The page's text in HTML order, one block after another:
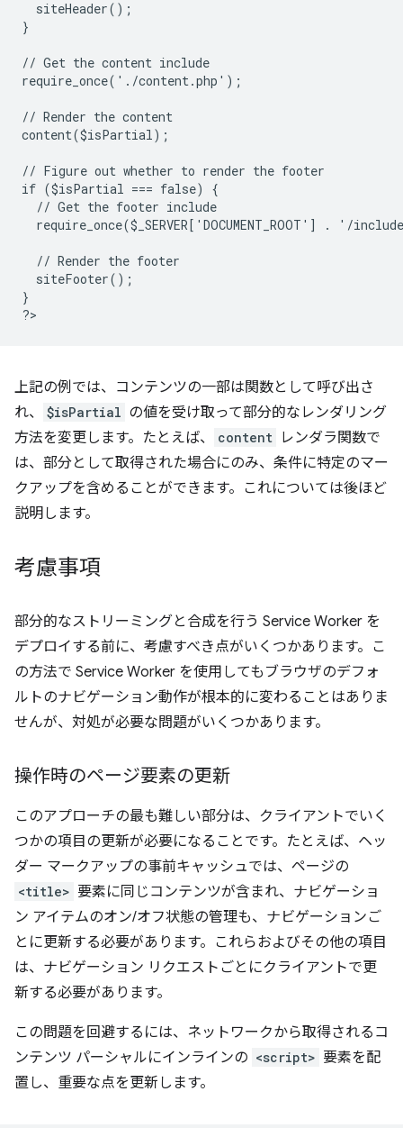
  siteHeader();
}
// Get the content include
require_once('./content.php');
// Render the content
content($isPartial);
// Figure out whether to render the footer
if ($isPartial === false) {
  // Get the footer include
require_once($_SERVER['DOCUMENT_ROOT'] . '/
  // Render the footer
  siteFooter();
}
?
上記の例では、コンテンツの一部は関数として呼び出さ
れ、
$isPartial の値を受け取って部分的なレンダリング
方法を変更します。たとえば、
content レンダラ関数で
は、部分として取得された場合にのみ、条件に特定のマー
クアップを含めることができます。これについては後ほど
説明します。
考慮事項
部分的なストリーミングと合成を行う Service Worker を
デプロイする前に、考慮すべき点がいくつかあります。こ
の方法で Service Worker を使用してもブラウザのデフォ
ルトのナビゲーション動作が根本的に変わることはありま
せんが、対処が必要な問題がいくつかあります。
操作時のページ要素の更新
このアプローチの最も難しい部分は、クライアントでいく
つかの項目の更新が必要になることです。たとえば、ヘッ
ダー マークアップの事前キャッシュでは、ページの
<title> 要素に同じコンテンツが含まれ、ナビゲーショ
ン アイテムのオン/オフ状態の管理も、ナビゲーションご
とに更新する必要があります。これらおよびその他の項目
は、ナビゲーション リクエストごとにクライアントで更
新する必要があります。
この問題を回避するには、ネットワークから取得されるコ
ンテンツ パーシャルにインラインの <script> 要素を配
置し、重要な点を更新します。